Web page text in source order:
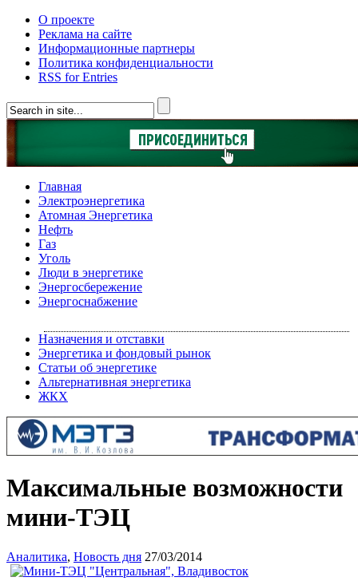
О проекте
Реклама на сайте
Информационные партнеры
Политика конфиденциальности
RSS for Entries
Главная
Электроэнергетика
Атомная Энергетика
Нефть
Газ
Уголь
Люди в энергетике
Энергосбережение
Энергоснабжение
Назначения и отставки
Энергетика и фондовый рынок
Статьи об энергетике
Альтернативная энергетика
ЖКХ
Максимальные возможности
мини-ТЭЦ
Аналитика, Новость дня 27/03/2014